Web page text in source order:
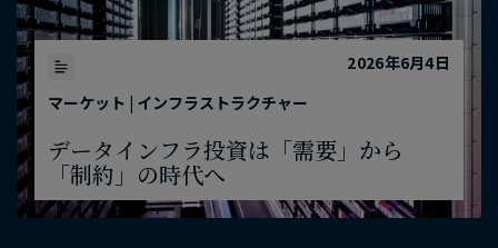
2026年6月4日
マーケット | インフラストラクチャー
データインフラ投資は​「需要」から​
「制約」の​時代へ